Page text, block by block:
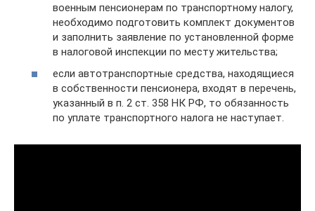
военным пенсионерам по транспортному налогу,
необходимо подготовить комплект документов
и заполнить заявление по установленной форме
в налоговой инспекции по месту жительства;
если автотранспортные средства, находящиеся
в собственности пенсионера, входят в перечень,
указанный в п. 2 ст. 358 НК РФ, то обязанность
по уплате транспортного налога не наступает.